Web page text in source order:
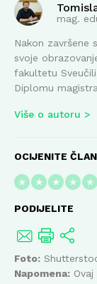
mag.
Nakon završene
svoje
fakultetu
Diplomu
Više o autoru
OCIJENITE
★ ★ ★ ★ ★
PODIJELITE
Foto:
Napomena: